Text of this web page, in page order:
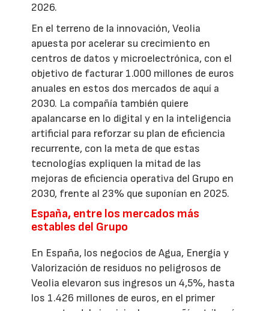
2026.
En el terreno de la innovación, Veolia
apuesta por acelerar su crecimiento en
centros de datos y microelectrónica, con el
objetivo de facturar 1.000 millones de euros
anuales en estos dos mercados de aquí a
2030. La compañía también quiere
apalancarse en lo digital y en la inteligencia
artificial para reforzar su plan de eficiencia
recurrente, con la meta de que estas
tecnologías expliquen la mitad de las
mejoras de eficiencia operativa del Grupo en
2030, frente al 23% que suponían en 2025.
España, entre los mercados más
estables del Grupo
En España, los negocios de Agua, Energía y
Valorización de residuos no peligrosos de
Veolia elevaron sus ingresos un 4,5%, hasta
los 1.426 millones de euros, en el primer